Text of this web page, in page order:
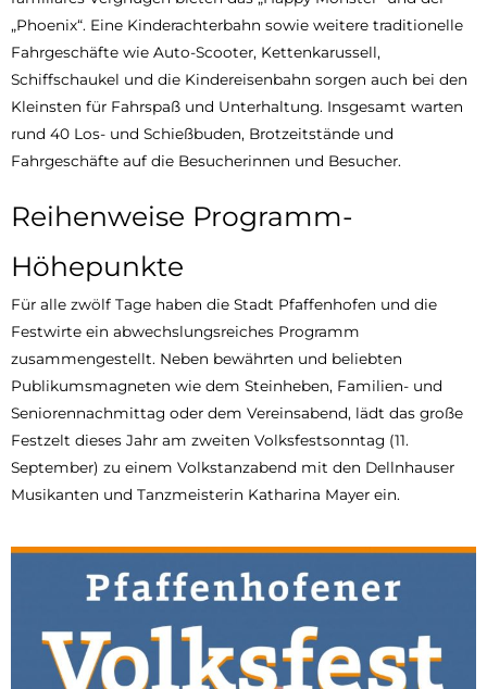
„Phoenix“. Eine Kinderachterbahn sowie weitere traditionelle
Fahrgeschäfte wie Auto-Scooter, Kettenkarussell,
Schiffschaukel und die Kindereisenbahn sorgen auch bei den
Kleinsten für Fahrspaß und Unterhaltung. Insgesamt warten
rund 40 Los- und Schießbuden, Brotzeitstände und
Fahrgeschäfte auf die Besucherinnen und Besucher.
Reihenweise Programm-
Höhepunkte
Für alle zwölf Tage haben die Stadt Pfaffenhofen und die
Festwirte ein abwechslungsreiches Programm
zusammengestellt. Neben bewährten und beliebten
Publikumsmagneten wie dem Steinheben, Familien- und
Seniorennachmittag oder dem Vereinsabend, lädt das große
Festzelt dieses Jahr am zweiten Volksfestsonntag (11.
September) zu einem Volkstanzabend mit den Dellnhauser
Musikanten und Tanzmeisterin Katharina Mayer ein.